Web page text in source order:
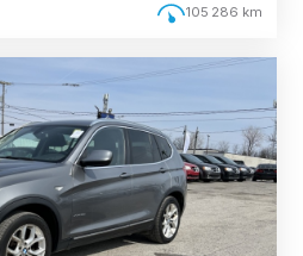
105 286 km